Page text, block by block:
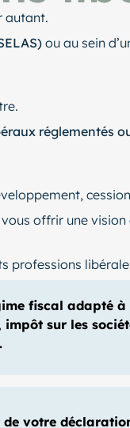
autant.
ou au sein
réglementés
vous offrir une
professions
fiscal adapté à
impôt sur les
de votre